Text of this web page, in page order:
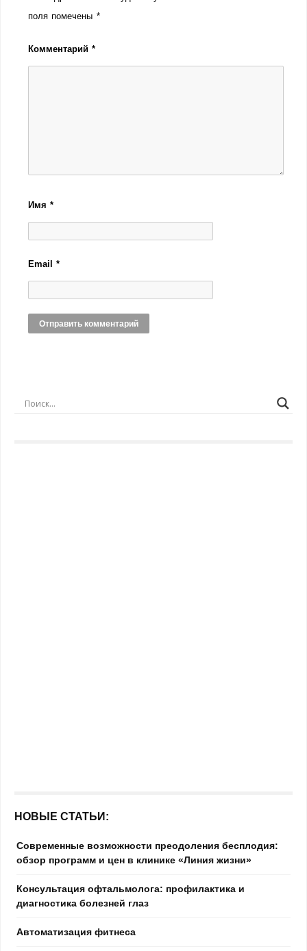
поля помечены *
Комментарий*
Имя*
Email*
НОВЫЕ СТАТЬИ:
Современные возможности преодоления бесплодия:
обзор программ и цен в клинике «Линия жизни»
Консультация офтальмолога: профилактика и
диагностика болезней глаз
Автоматизация фитнеса